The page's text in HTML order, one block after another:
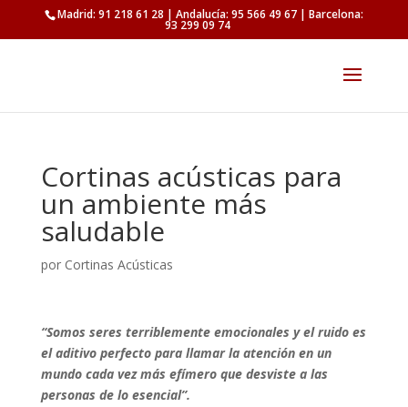
Madrid: 91 218 61 28 | Andalucía: 95 566 49 67 | Barcelona:
93 299 09 74
Cortinas acústicas para
un ambiente más
saludable
por Cortinas Acústicas
“Somos seres terriblemente emocionales y el ruido es
el aditivo perfecto para llamar la atención en un
mundo cada vez más efímero que desviste a las
personas de lo esencial”.